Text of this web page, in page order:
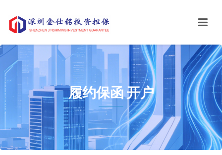
履约保函 开户